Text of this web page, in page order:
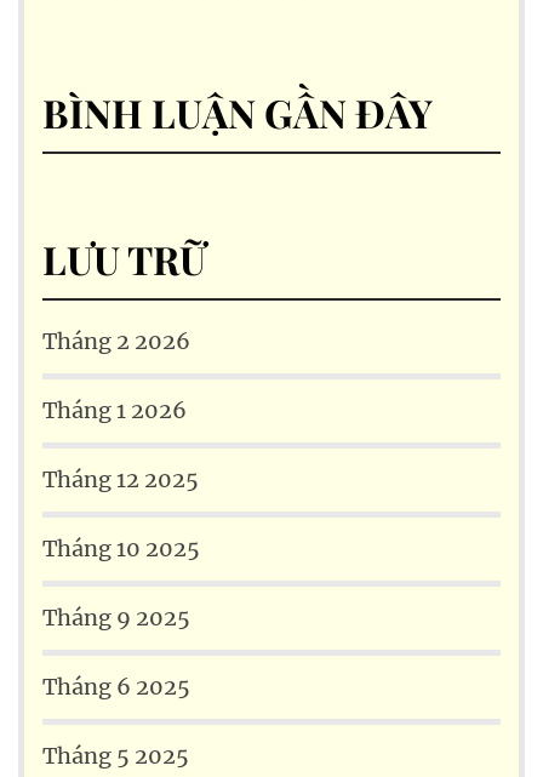
BÌNH LUẬN GẦN ĐÂY
LƯU TRỮ
Tháng 2 2026
Tháng 1 2026
Tháng 12 2025
Tháng 10 2025
Tháng 9 2025
Tháng 6 2025
Tháng 5 2025